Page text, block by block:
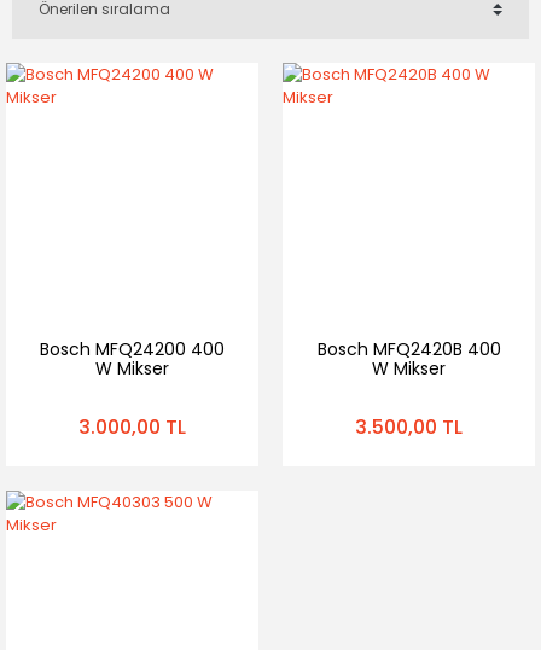
Bosch MFQ24200 400
W Mikser
3.000,00 TL
Bosch MFQ2420B 400
W Mikser
3.500,00 TL